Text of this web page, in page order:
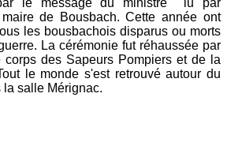
le message du ministre lu par
de Bousbach. Cette année ont
les bousbachois disparus ou morts
La cérémonie fut réhaussée par
corps des Sapeurs Pompiers et de la
le monde s'est retrouvé autour du
salle Mérignac.